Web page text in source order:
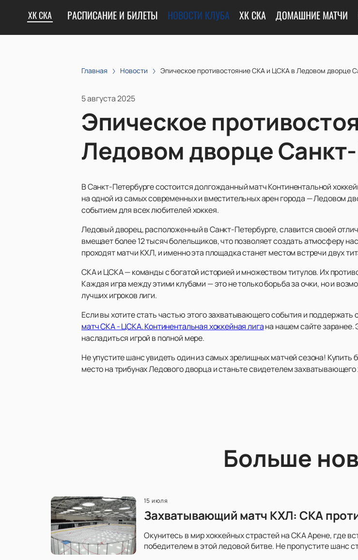
ХК СКА РАСПИСАНИЕ И БИЛЕТЫ НОВОСТИ КЛУБА ХК СКА ДОМАШНИЕ МАТЧИ
Главная Новости Эпическое противостояние СКА и ЦСКА в Ледовом дворце
5 августа 2025
Эпическое
Ледовом дворце
В Санкт-Петербурге состоится долгожданный матч Континентальной
на одной из самых современных и вместительных арен города — Ледовом
событием для всех любителей хоккея.
Ледовый дворец, расположенный в Санкт-Петербурге, славится своей
вмещает более 12 тысяч болельщиков, что позволяет создать атмосферу
проходят матчи КХЛ, и именно эта площадка станет местом встречи двух
СКА и ЦСКА — команды с богатой историей и множеством титулов. Их
Каждая игра между этими клубами — это не только борьба за очки, но и
лучших игроков лиги.
Если вы хотите стать частью этого захватывающего события и
матч СКА - ЦСКА. Континентальная хоккейная лигана нашем сайте заранее.
насладиться игрой в полной мере.
Не упустите шанс увидеть один из самых зрелищных матчей сезона!
место на трибунах Ледового дворца и станьте свидетелем захватывающего
Больше
15 июля
Захватывающий матч КХЛ: СКА
Окунитесь в мир хоккейных страстей на СКА Арене, где
победителем в этой ледовой битве. Не пропустите шанс